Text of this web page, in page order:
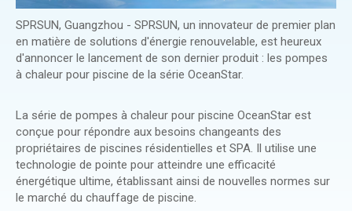
SPRSUN, Guangzhou - SPRSUN, un innovateur de premier plan
en matière de solutions d'énergie renouvelable, est heureux
d'annoncer le lancement de son dernier produit : les pompes
à chaleur pour piscine de la série OceanStar.
La série de pompes à chaleur pour piscine OceanStar est
conçue pour répondre aux besoins changeants des
propriétaires de piscines résidentielles et SPA. Il utilise une
technologie de pointe pour atteindre une efficacité
énergétique ultime, établissant ainsi de nouvelles normes sur
le marché du chauffage de piscine.